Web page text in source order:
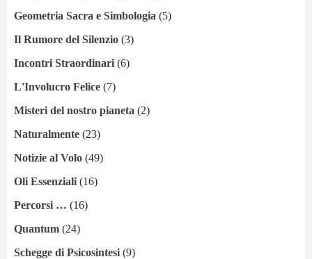
Geometria Sacra e Simbologia (5)
Il Rumore del Silenzio (3)
Incontri Straordinari (6)
L'Involucro Felice (7)
Misteri del nostro pianeta (2)
Naturalmente (23)
Notizie al Volo (49)
Oli Essenziali (16)
Percorsi … (16)
Quantum (24)
Schegge di Psicosintesi (9)